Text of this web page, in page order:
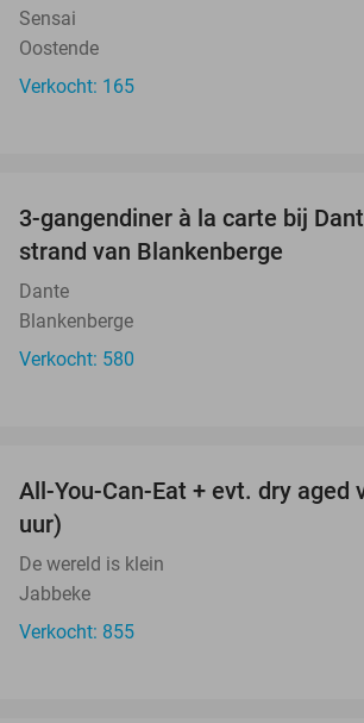
Sensai
Oostende
Verkocht: 165
3-gangendiner à la carte bij
strand van Blankenberge
Dante
Blankenberge
Verkocht: 580
All-You-Can-Eat + evt. dry aged
uur)
De wereld is klein
Jabbeke
Verkocht: 855